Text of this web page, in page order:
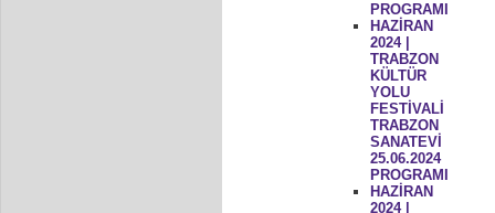
PROGRAMI
HAZİRAN
2024 |
TRABZON
KÜLTÜR
YOLU
FESTİVALİ
TRABZON
SANATEVİ
25.06.2024
PROGRAMI
HAZİRAN
2024 |